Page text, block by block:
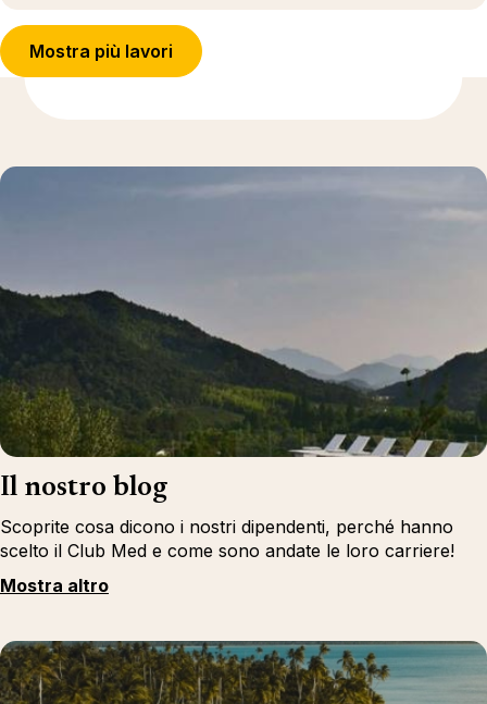
Mostra più lavori
Il nostro blog
Scoprite cosa dicono i nostri dipendenti, perché hanno
scelto il Club Med e come sono andate le loro carriere!
Mostra altro